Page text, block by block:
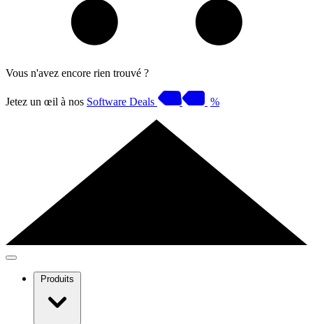
Vous n'avez encore rien trouvé ?
Jetez un œil à nos Software Deals %
Produits